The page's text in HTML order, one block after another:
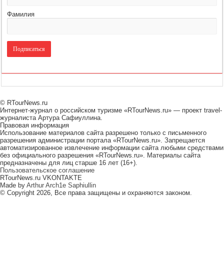
Фамилия
© RTourNews.ru
Интернет-журнал о российском туризме «RTourNews.ru» — проект travel-
журналиста Артура Сафиуллина.
Правовая информация
Использование материалов сайта разрешено только с письменного
разрешения администрации портала «RTourNews.ru». Запрещается
автоматизированное извлечение информации сайта любыми средствами
без официального разрешения «RTourNews.ru». Материалы сайта
предназначены для лиц старше 16 лет (16+).
Пользовательское соглашение
RTourNews.ru VKONTAKTE
Made by Arthur Arch1e Saphiullin
© Copyright 2026, Все права защищены и охраняются законом.